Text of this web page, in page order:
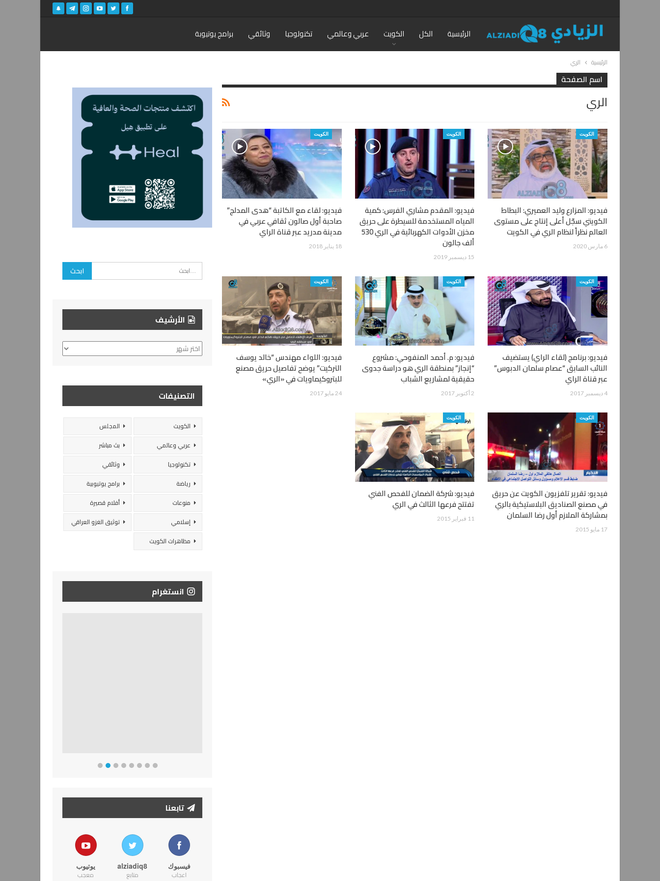
الرئيسية الكل الكويت عربي وعالمي تكنولوجيا وثائقي برامج يوتيوبة
الرئيسية الري
اسم الصفحة
الري
الكويت
فيديو: المزارع وليد العميري: البطاط
الكويتي سجّل أعلى إنتاج على مستوى
العالم نظراً لنظام الري في الكويت
6 مارس 2020
الكويت
فيديو: المقدم مشاري الفرس: كمية
المياه المستخدمة للسيطرة على حريق
مخزن الأدوات الكهربائية في الري 530
ألف جالون
15 ديسمبر 2019
الكويت
فيديو: لقاء مع الكاتبة “هدى المدلج”
صاحبة أول صالون ثقافي عربي في
مدينة مدريد عبر قناة الراي
18 يناير 2018
الكويت
فيديو: برنامج (لقاء الراي) يستضيف
النائب السابق “عصام سلمان الدبوس”
عبر قناة الراي
4 ديسمبر 2017
الكويت
فيديو: م. أحمد المنفوحي: مشروع
“إنجاز” بمنطقة الري هو دراسة جدوى
حقيقية لمشاريع الشباب
2 أكتوبر 2017
الكويت
فيديو: اللواء مهندس “خالد يوسف
التركيت” يوضح تفاصيل حريق مصنع
للبتروكيماويات في «الري»
24 مايو 2017
الكويت
فيديو: تقرير تلفزيون الكويت عن حريق
في مصنع الصناديق البلاستيكية بالري
بمشاركة الملازم أول رضا السلمان
17 مايو 2015
الكويت
فيديو: شركة الضمان للفحص الفني
تفتتح فرعها الثالث في الري
11 فبراير 2015
الأرشيف
الأرشيف
التصنيفات
الكويت
المجلس
عربي وعالمي
بث مباشر
تكنولوجيا
وثائقي
رياضة
برامج يوتيوبية
منوعات
أفلام قصيرة
إسلامي
توثيق الغزو العراقي
مظاهرات الكويت
انستغرام
تابعنا
فيسبوك
اعجاب
alziadiq8
متابع
يوتيوب
معجب